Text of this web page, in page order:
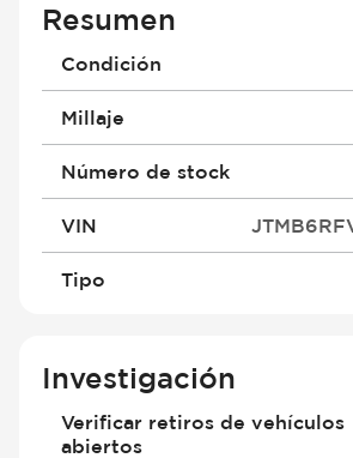
Resumen
Condición
Millaje
Número de stock
VIN
Tipo
Investigación
Verificar retiros de vehículos
abiertos